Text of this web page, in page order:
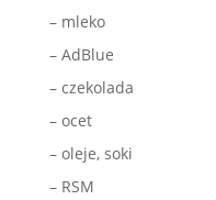
– mleko
– AdBlue
– czekolada
– ocet
– oleje, soki
– RSM